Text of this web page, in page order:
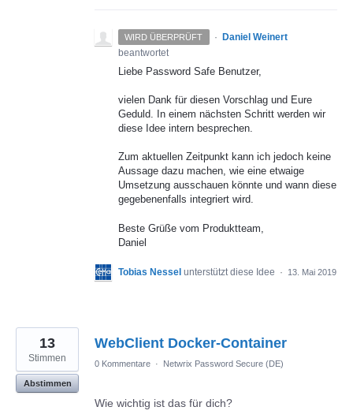
WIRD ÜBERPRÜFT ·
Daniel Weinert
beantwortet
Liebe Password Safe Benutzer,
vielen Dank für diesen Vorschlag und Eure
Geduld. In einem nächsten Schritt werden wir
diese Idee intern besprechen.
Zum aktuellen Zeitpunkt kann ich jedoch keine
Aussage dazu machen, wie eine etwaige
Umsetzung ausschauen könnte und wann diese
gegebenenfalls integriert wird.
Beste Grüße vom Produktteam,
Daniel
Tobias Nessel unterstützt diese Idee · 13. Mai 2019
WebClient Docker-Container
13
Stimmen
Abstimmen
0 Kommentare · Netwrix Password Secure (DE)
Wie wichtig ist das für dich?